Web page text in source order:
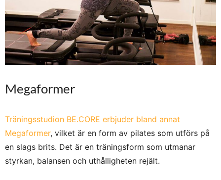
Megaformer
Träningsstudion BE.CORE erbjuder bland annat
Megaformer, vilket är en form av pilates som utförs på
en slags brits. Det är en träningsform som utmanar
styrkan, balansen och uthålligheten rejält.